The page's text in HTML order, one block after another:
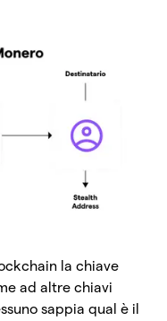
la chiave
ad altre chiavi
sappia qual è il